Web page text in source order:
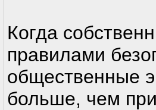
Когда
правилами
общественные
больше, чем